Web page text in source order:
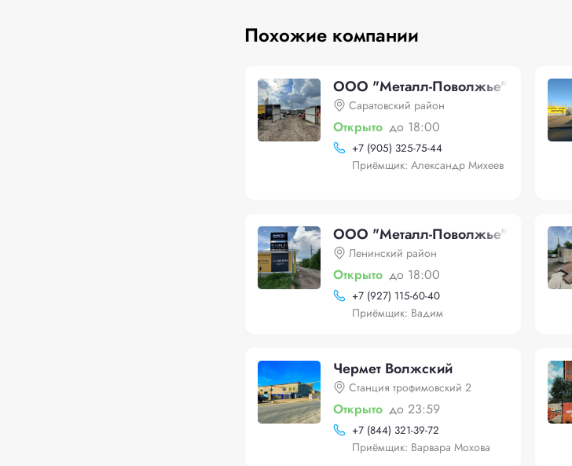
Похожие компании
ООО "Металл-Поволжье"
Саратовский район
Открыто до 18:00
+7 (905) 325-75-44
Приёмщик: Александр Михеев
ООО "Металл-Поволжье"
Ленинский район
Открыто до 18:00
+7 (927) 115-60-40
Приёмщик: Вадим
Чермет Волжский
Станция трофимовский 2
Открыто до 23:59
+7 (844) 321-39-72
Приёмщик: Варвара Мохова